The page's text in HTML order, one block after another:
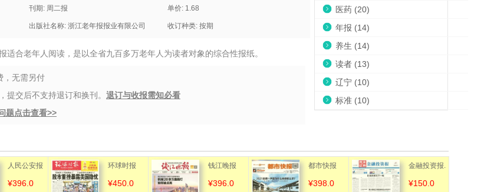
刊期: 周二报 单价: 1.68
出版社名称: 浙江老年报报业有限公司 收订种类: 按期
合老年人阅读，是以全省九百多万老年人为读者对象的综合性报纸。
，无需另付
提交后不支持退订和换刊。 退订与收报需知必看
题点击查看>>
医药 (20)
年报 (14)
养生 (14)
读者 (13)
辽宁 (10)
标准 (10)
人民公安报
¥396.0
环球时报
¥450.0
钱江晚报
¥396.0
都市快报
¥398.0
金融投资报.
周末证券
¥150.0